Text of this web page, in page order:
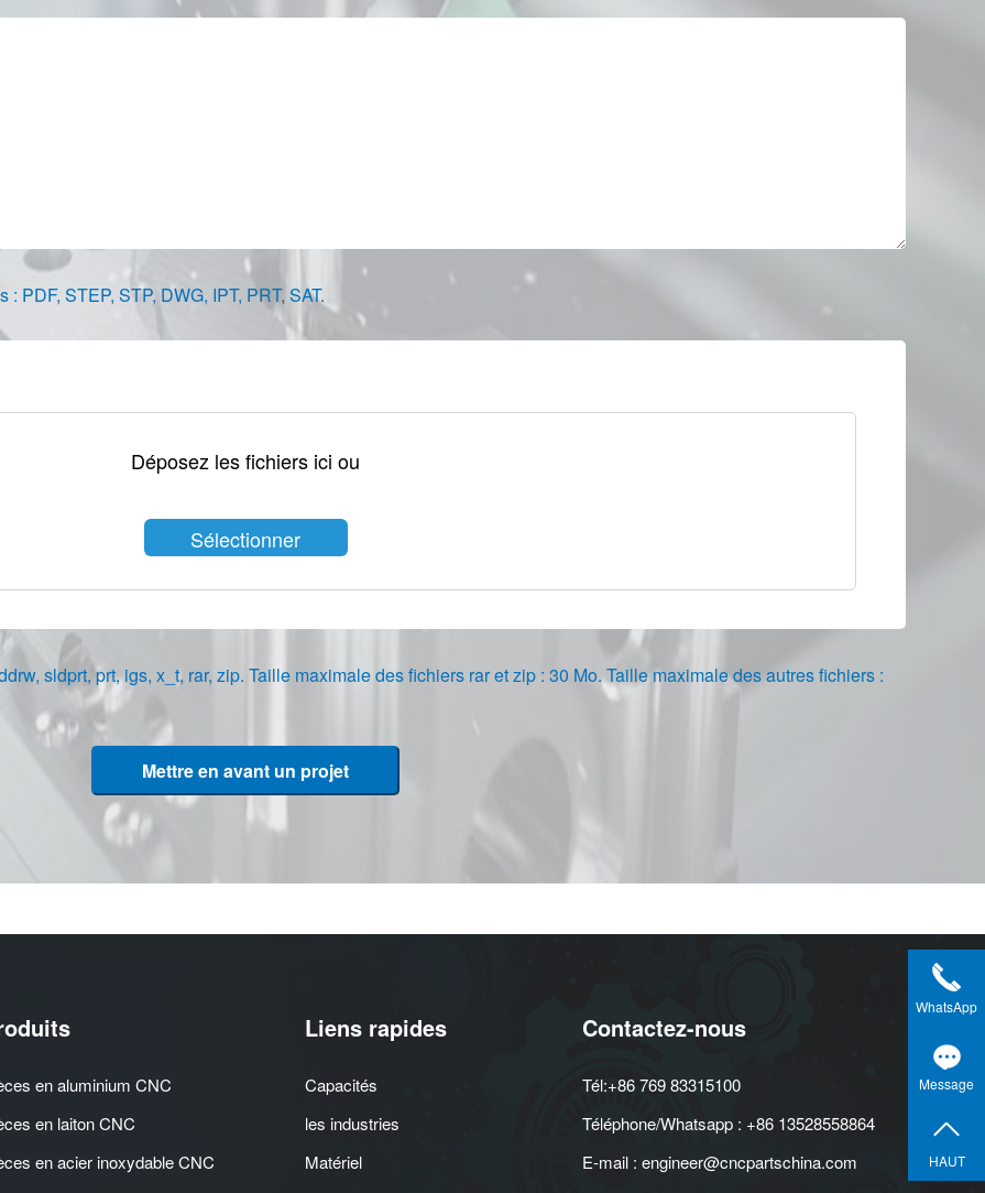
PDF, STEP, STP, DWG, IPT, PRT, SAT.
Déposez les fichiers ici ou
Sélectionner
sldprt, prt, igs, x_t, rar, zip. Taille maximale des fichiers rar et zip : 30 Mo. Taille maximale des autres fichiers :
Mettre en avant un projet
en aluminium CNC
en laiton CNC
en acier inoxydable CNC
Liens rapides
Capacités
les industries
Matériel
Contactez-nous
Tél:+86 769 83315100
Téléphone/Whatsapp : +86 13528558864
E-mail : engineer@cncpartschina.com
WhatsApp
Message
HAUT